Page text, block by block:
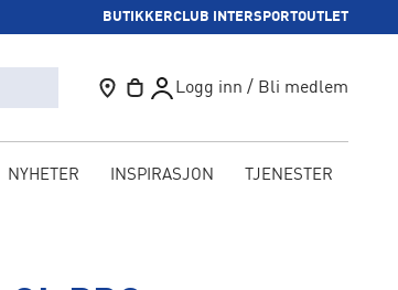
BUTIKKERCLUB INTERSPORTOUTLET
Logg inn / Bli medlem
NYHETER INSPIRASJON TJENESTER